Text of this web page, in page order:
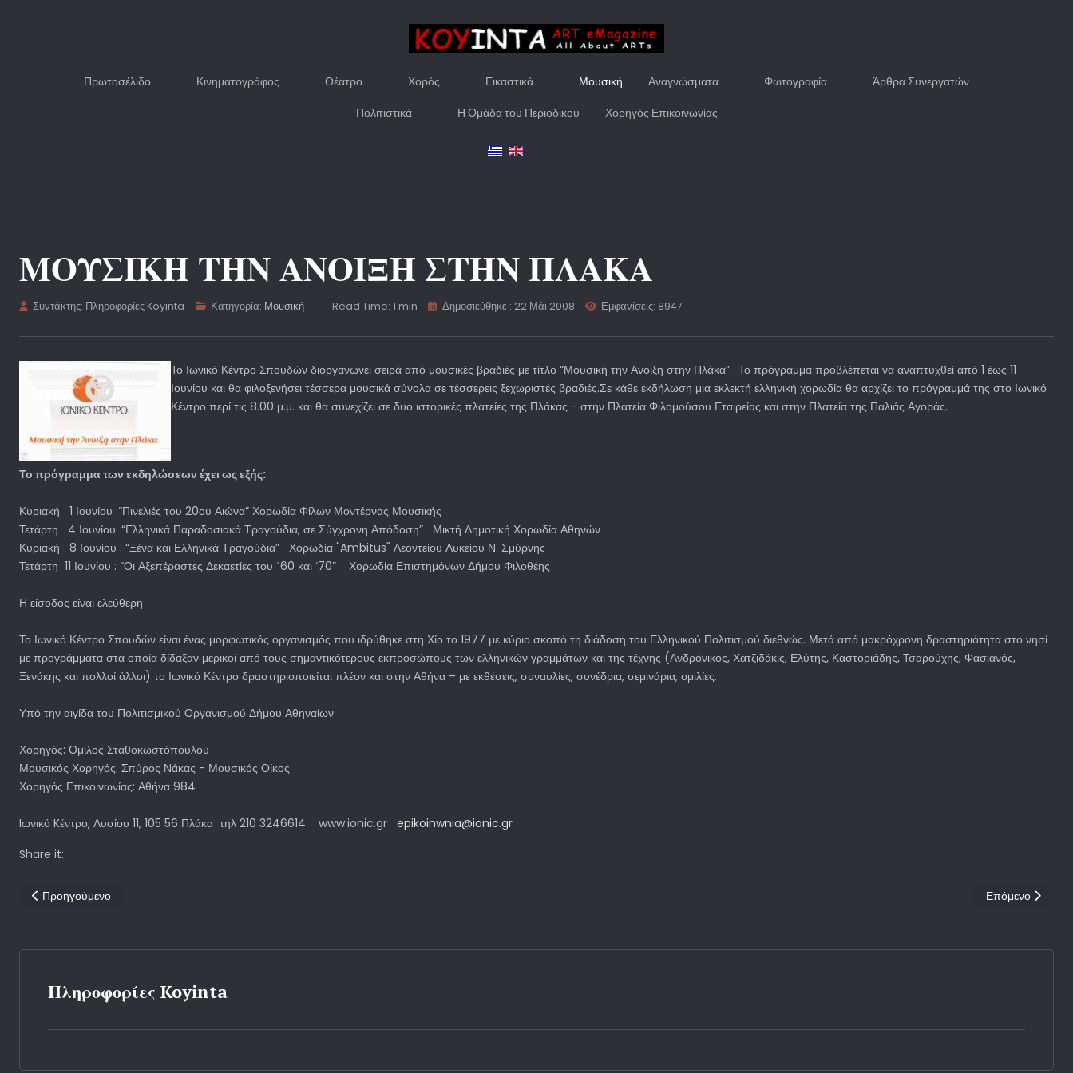
Πρωτοσέλιδο Κινηματογράφος Θέατρο Χορός Εικαστικά Μουσική Αναγνώσματα Φωτογραφία Άρθρα Συνεργατών
Πολιτιστικά Η Ομάδα του Περιοδικού Χορηγός Επικοινωνίας
ΜΟΥΣΙΚΗ ΤΗΝ ΑΝΟΙΞΗ ΣΤΗΝ ΠΛΑΚΑ
Συντάκτης: Πληροφορίες Koyinta Κατηγορία: Μουσική Read Time: 1 min Δημοσιεύθηκε : 22 Μάι 2008 Εμφανίσεις: 8947
Το Ιωνικό Κέντρο Σπουδών διοργανώνει σειρά από μουσικές βραδιές με τίτλο “Μουσική την Ανοιξη στην Πλάκα”. Το πρόγραμμα προβλέπεται να αναπτυχθεί από 1 έως 11
Ιουνίου και θα φιλοξενήσει τέσσερα μουσικά σύνολα σε τέσσερεις ξεχωριστές βραδιές.Σε κάθε εκδήλωση μια εκλεκτή ελληνική χορωδία θα αρχίζει το πρόγραμμά της στο Ιωνικό
Κέντρο περί τις 8.00 μ.μ. και θα συνεχίζει σε δυο ιστορικές πλατείες της Πλάκας - στην Πλατεία Φιλομούσου Εταιρείας και στην Πλατεία της Παλιάς Αγοράς.
Το πρόγραμμα των εκδηλώσεων έχει ως εξής:
Κυριακή 1 Ιουνίου :“Πινελιές του 20ου Αιώνα” Χορωδία Φίλων Μοντέρνας Μουσικής
Τετάρτη 4 Ιουνίου: “Ελληνικά Παραδοσιακά Τραγούδια, σε Σύγχρονη Απόδοση” Μικτή Δημοτική Χορωδία Αθηνών
Κυριακή 8 Ιουνίου : “Ξένα και Ελληνικά Τραγούδια” Χορωδία "Ambitus" Λεοντείου Λυκείου Ν. Σμύρνης
Τετάρτη 11 Ιουνίου : “Οι Αξεπέραστες Δεκαετίες του ΄60 και ‘70” Χορωδία Επιστημόνων Δήμου Φιλοθέης
Η είσοδος είναι ελεύθερη
Το Ιωνικό Κέντρο Σπουδών είναι ένας μορφωτικός οργανισμός που ιδρύθηκε στη Χίο το 1977 με κύριο σκοπό τη διάδοση του Ελληνικού Πολιτισμού διεθνώς. Μετά από μακρόχρονη δραστηριότητα στο νησί
με προγράμματα στα οποία δίδαξαν μερικοί από τους σημαντικότερους εκπροσώπους των ελληνικών γραμμάτων και της τέχνης (Ανδρόνικος, Χατζιδάκις, Ελύτης, Καστοριάδης, Τσαρούχης, Φασιανός,
Ξενάκης και πολλοί άλλοι) το Ιωνικό Κέντρο δραστηριοποιείται πλέον και στην Αθήνα – με εκθέσεις, συναυλίες, συνέδρια, σεμινάρια, ομιλίες.
Υπό την αιγίδα του Πολιτισμικού Οργανισμού Δήμου Αθηναίων
Χορηγός: Ομιλος Σταθοκωστόπουλου
Μουσικός Χορηγός: Σπύρος Νάκας - Μουσικός Οίκος
Χορηγός Επικοινωνίας: Αθήνα 984
Iωνικό Kέντρο, Λυσίου 11, 105 56 Πλάκα τηλ 210 3246614 www.ionic.gr epikoinwnia@ionic.gr
Share it:
Προηγούμενο άρθρο: Αντι-ηχήσεις
Προηγούμενο Επόμενο
Επόμενο
Πληροφορίες Koyinta